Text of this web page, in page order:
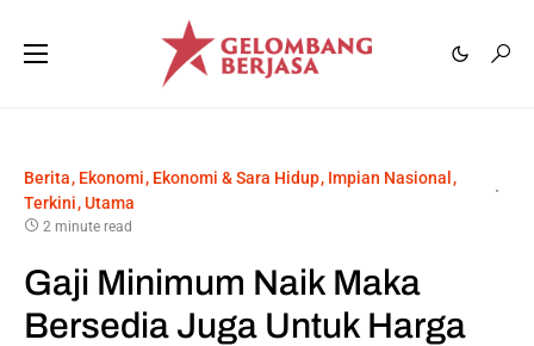
Berita Ekonomi Ekonomi & Sara Hidup Impian Nasional
Terkini Utama
2 minute read
Gaji Minimum Naik Maka
Bersedia Juga Untuk Harga